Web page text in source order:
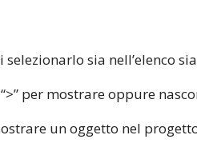
sia nell’elenco
per mostrare oppure
un oggetto nel